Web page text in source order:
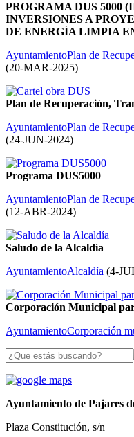
PROGRAMA DUS 5000
INVERSIONES A
DE ENERGÍA LIMPIA
AyuntamientoPlan de
(20-MAR-2025)
Plan de Recuperación,
AyuntamientoPlan de
(24-JUN-2024)
Programa DUS5000
AyuntamientoPlan de
(12-ABR-2024)
Saludo de la Alcaldía
AyuntamientoAlcaldía (4-
Corporación Municipal
AyuntamientoCorporación
Ayuntamiento de Pajares
Plaza Constitución, s/n